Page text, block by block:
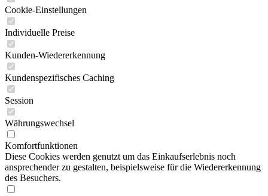
Cookie-Einstellungen
Individuelle Preise
Kunden-Wiedererkennung
Kundenspezifisches Caching
Session
Währungswechsel
Komfortfunktionen
Diese Cookies werden genutzt um das Einkaufserlebnis noch
ansprechender zu gestalten, beispielsweise für die Wiedererkennung
des Besuchers.